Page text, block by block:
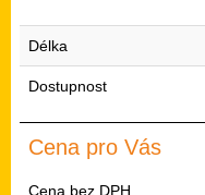
Délka
Dostupnost
Cena pro Vás
Cena bez DPH